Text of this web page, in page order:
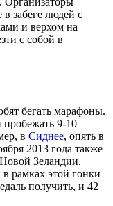
в забеге людей с
и верхом на
с собой в
бегать марафоны.
9-10
в Сиднее, опять в
2013 года также
Зеландии.
рамках этой гонки
получить, и 42